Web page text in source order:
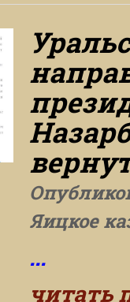
Яицкое
...
читать